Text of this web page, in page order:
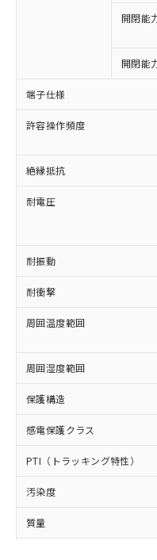
開閉能
開閉能
端子仕様
許容操作頻度
絶縁抵抗
耐電圧
耐振動
耐衝撃
周囲温度範囲
周囲湿度範囲
保護構造
感電保護クラス
PTI（トラッキング特性）
汚染度
質量
商品の当
(税抜)を提
当社制御
本サービ
ことをご
在庫状況
記載して
タに基づ
覧された
準価格と
正式な納
様のお取引
ムロン制
オムロン
販
在庫状況
事前の承
示しない
マイパー
ビス）を
メンバー
あります。
お客様が
登録された
および当
品・サー
引・商談に
非含有の対応状
非該当品：ライ
害物質有無と関
いたものが、含
むを得ず変更す
鉛(Pb) 1000ppm以下
六価クロム(Cr(Ⅵ))
類(PBB) 1000ppm以
(PBDE) 1000ppm以
ル) (DEHP)(別名：
ルベンジル（BBP）
（DBP） 1000ppm
但し、RoHS指令で
図的な使用がないこ
部品在庫の切り
月が前後するこ
※3 非含有証明
下記の非含有証
EU RoHS指令（
「○」：最大均
基準値以下であ
「×」：最大均
基準値を超えてい
い合わせください
*中国RoHS10物質の
Pb(鉛) :1000ppm、
ム) : 100ppm、
Cr(Ⅵ)(六価クロム) :
ニル類) : 1000ppm、
DBP(フタル酸ジブチ
イソブチル) :
DEHP(フタル酸ビス
「ｅ」：有害物
準値以下である
「10」：通常の
質が外部に漏え
及ぼさない年数
「－」：未確認で
当社は、
為替およ
（以下｢規
または国
国政府の
可)を取得
当社は規
全に破砕す
いよう必
当社は貴
ル、化学
武器並び
当社は、
場合は、
該第三者に
販売先お
法に輸出
り引きを
一定
一定
在庫
いて
たは
機器
受注
情報